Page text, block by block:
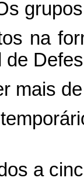
na
mais
a